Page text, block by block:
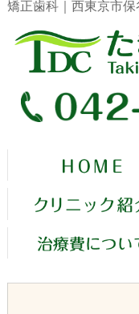
矯正歯科｜西東京市